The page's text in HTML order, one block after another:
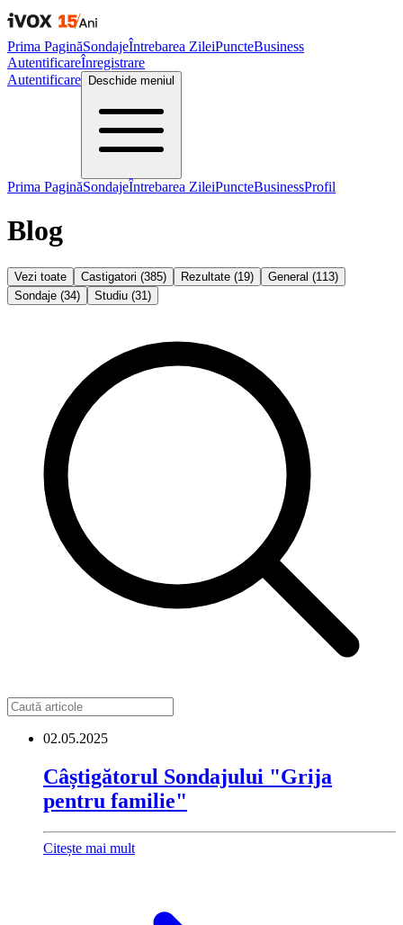
Prima PaginăSondajeÎntrebarea ZileiPuncteBusiness
AutentificareÎnregistrare
Autentificare
Deschide meniul
Prima PaginăSondajeÎntrebarea ZileiPuncteBusinessProfil
Blog
Vezi toate Castigatori (385) Rezultate (19) General (113)
Sondaje (34) Studiu (31 )
02.05.2025
Câștigătorul Sondajului "Grija
pentru familie"
Citește mai mult